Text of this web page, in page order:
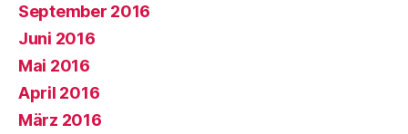
September 2016
Juni 2016
Mai 2016
April 2016
März 2016